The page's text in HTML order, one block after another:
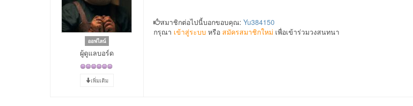
ออฟไลน์
ผู้ดูแลบอร์ด
เพิ่มเติม
สมาชิกต่อไปนี้บอกขอบคุณ: Yu384150
กรุณา เข้าสู่ระบบ หรือ สมัครสมาชิกใหม่ เพื่อเข้าร่วมวงสนทนา